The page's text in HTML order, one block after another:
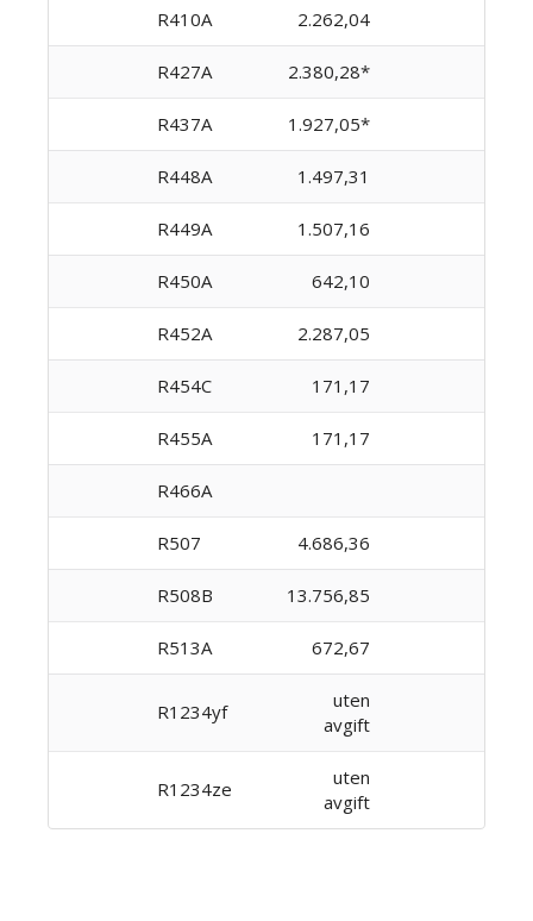
R410A 2.262,04
R427A 2.380,28*
R437A 1.927,05*
R448A 1.497,31
R449A 1.507,16
R450A 642,10
R452A 2.287,05
R454C 171,17
R455A 171,17
R466A
R507 4.686,36
R508B 13.756,85
R513A 672,67
R1234yf
uten
avgift
R1234ze
uten
avgift